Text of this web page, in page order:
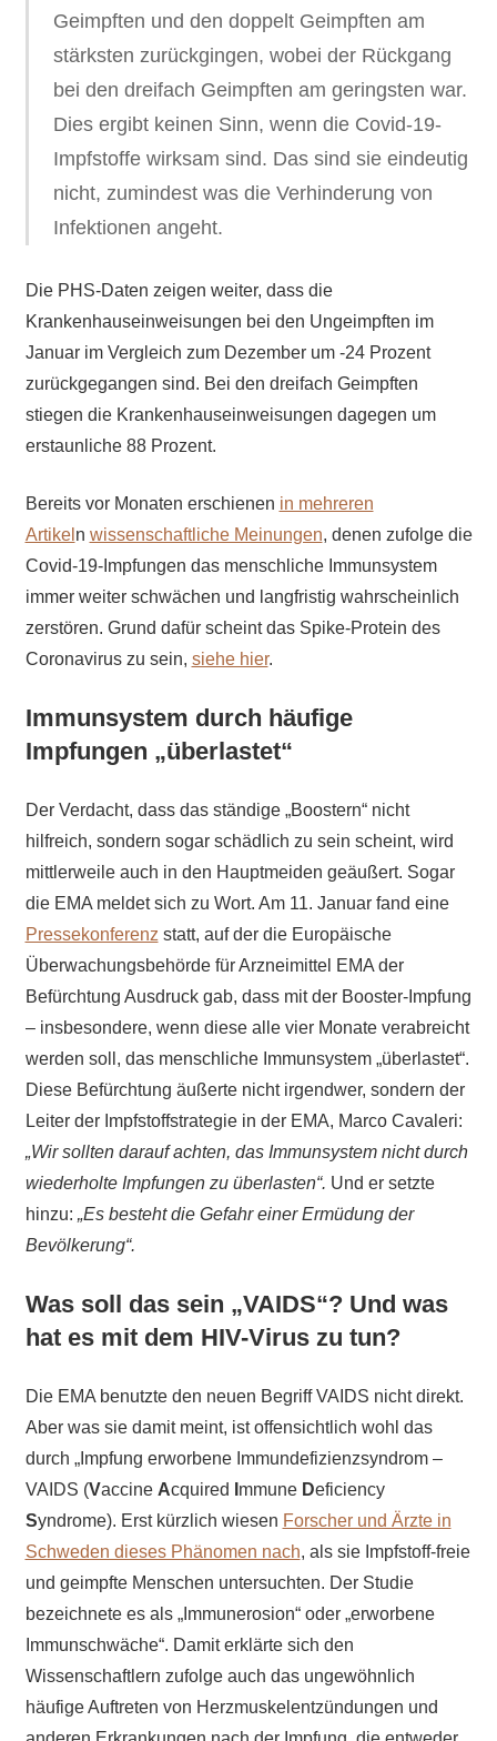
Geimpften und den doppelt Geimpften am
stärksten zurückgingen, wobei der Rückgang
bei den dreifach Geimpften am geringsten war.
Dies ergibt keinen Sinn, wenn die Covid-19-
Impfstoffe wirksam sind. Das sind sie eindeutig
nicht, zumindest was die Verhinderung von
Infektionen angeht.
Die PHS-Daten zeigen weiter, dass die
Krankenhauseinweisungen bei den Ungeimpften im
Januar im Vergleich zum Dezember um -24 Prozent
zurückgegangen sind. Bei den dreifach Geimpften
stiegen die Krankenhauseinweisungen dagegen um
erstaunliche 88 Prozent.
Bereits vor Monaten erschienen in mehreren
Artikel n wissenschaftliche Meinungen, denen zufolge die
Covid-19-Impfungen das menschliche Immunsystem
immer weiter schwächen und langfristig wahrscheinlich
zerstören. Grund dafür scheint das Spike-Protein des
Coronavirus zu sein, siehe hier.
Immunsystem durch häufige
Impfungen „überlastet“
Der Verdacht, dass das ständige „Boostern“ nicht
hilfreich, sondern sogar schädlich zu sein scheint, wird
mittlerweile auch in den Hauptmeiden geäußert. Sogar
die EMA meldet sich zu Wort. Am 11. Januar fand eine
Pressekonferenz statt, auf der die Europäische
Überwachungsbehörde für Arzneimittel EMA der
Befürchtung Ausdruck gab, dass mit der Booster-Impfung
– insbesondere, wenn diese alle vier Monate verabreicht
werden soll, das menschliche Immunsystem „überlastet“.
Diese Befürchtung äußerte nicht irgendwer, sondern der
Leiter der Impfstoffstrategie in der EMA, Marco Cavaleri:
„Wir sollten darauf achten, das Immunsystem nicht durch
wiederholte Impfungen zu überlasten“. Und er setzte
hinzu: „Es besteht die Gefahr einer Ermüdung der
Bevölkerung“.
Was soll das sein „VAIDS“? Und was
hat es mit dem HIV-Virus zu tun?
Die EMA benutzte den neuen Begriff VAIDS nicht direkt.
Aber was sie damit meint, ist offensichtlich wohl das
durch „Impfung erworbene Immundefizienzsyndrom –
VAIDS (Vaccine Acquired mmune Deficiency
Syndrome). Erst kürzlich wiesen Forscher und Ärzte in
Schweden dieses Phänomen nach, als sie Impfstoff-freie
und geimpfte Menschen untersuchten. Der Studie
bezeichnete es als „Immunerosion“ oder „erworbene
Immunschwäche“. Damit erklärte sich den
Wissenschaftlern zufolge auch das ungewöhnlich
häufige Auftreten von Herzmuskelentzündungen und